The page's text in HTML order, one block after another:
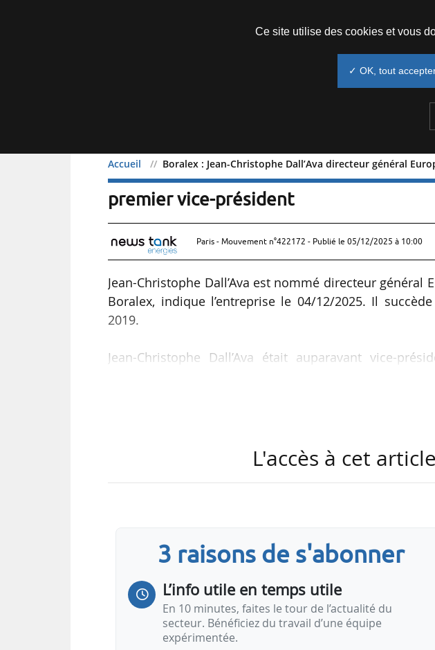
Accueil Boralex : Jean-Christophe Dall’Ava directeur général
Boralex : Jean-Christophe Dall’Ava
premier vice-président
Paris - Mouvement n°422172 - Publié le 05/12/2025 à 10:00
Jean-Christophe Dall’Ava est nommé directeur
Boralex, indique l’entreprise le 04/12/2025. Il
2019.
Jean-Christophe Dall’Ava était auparavant vice-
« Jean-Christophe Dall’Ava allie une
compréhension fine des marchés d’électricité et
équipes autour d’objectifs communs. Il aura pour
L'accès à cet
3 raisons de s'abonner
L’info utile en temps utile
En 10 minutes, faites le tour de l’actualité du
secteur. Bénéficiez du travail d’une équipe
expérimentée.
Ce site utilise des cookies et vous
✓ OK, tout